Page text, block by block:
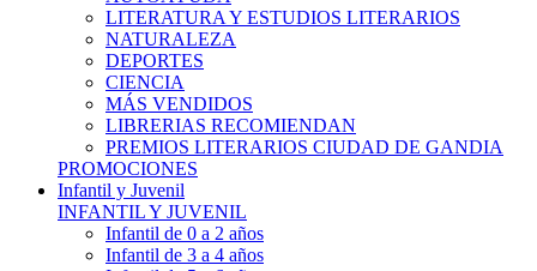
LITERATURA Y ESTUDIOS LITERARIOS
NATURALEZA
DEPORTES
CIENCIA
MÁS VENDIDOS
LIBRERIAS RECOMIENDAN
PREMIOS LITERARIOS CIUDAD DE GANDIA
PROMOCIONES
Infantil y Juvenil
INFANTIL Y JUVENIL
Infantil de 0 a 2 años
Infantil de 3 a 4 años